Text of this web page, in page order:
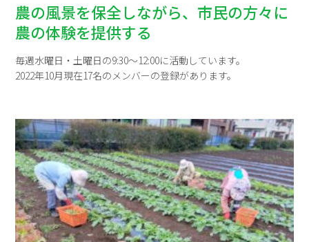
農の風景を保全しながら、市民の方々に
農の体験を提供する
毎週水曜日・土曜日の9:30～12:00に活動しています。
2022年10月現在17名のメンバーの登録があります。